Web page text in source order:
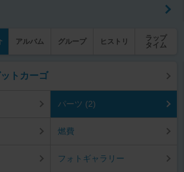
アルバム グループ ヒストリ
ラップ
タイム
トカーゴ
パーツ (2)
燃費
フォトギャラリー